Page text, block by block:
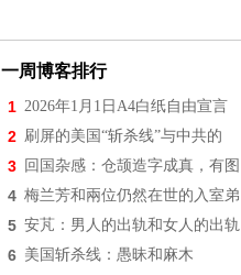
一周博客排行
1 2026年1月1日A4白纸自由宣言
2 刷屏的美国“斩杀线”与中共的
3 回国杂感：仓颉造字成真，有图
4 梅兰芳和兩位仍然在世的入室弟
5 安芃：男人的出轨和女人的出轨
6 美国斩杀线：愚昧和麻木